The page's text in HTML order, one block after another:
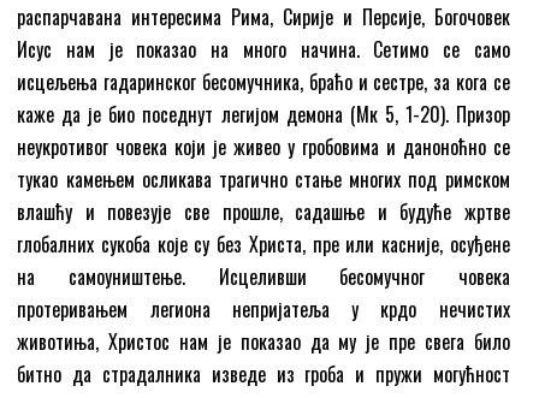
распарчавана интересима Рима, Сирије и Персије, Богочовек
Исус нам је показао на много начина. Сетимо се само
исцељења гадаринског бесомучника, браћо и сестре, за кога се
каже да је био поседнут легијом демона (Мк 5, 1-20). Призор
неукротивог човека који је живео у гробовима и даноноћно се
тукао камењем осликава трагично стање многих под римском
влашћу и повезује све прошле, садашње и будуће жртве
глобалних сукоба које су без Христа, пре или касније, осуђене
на самоуништење. Исцеливши бесомучног човека
протеривањем легиона непријатеља у крдо нечистих
животиња, Христос нам је показао да му је пре свега било
битно да страдалника изведе из гроба и пружи могућност